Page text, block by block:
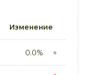
Изменение
0.0%